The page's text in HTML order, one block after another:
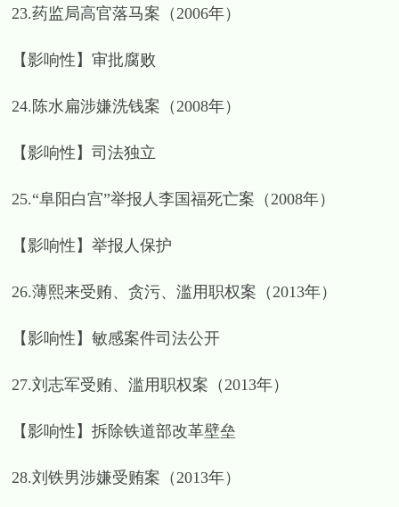
23.药监局高官落马案（2006年）
【影响性】审批腐败
24.陈水扁涉嫌洗钱案（2008年）
【影响性】司法独立
25.“阜阳白宫”举报人李国福死亡案（2008年）
【影响性】举报人保护
26.薄熙来受贿、贪污、滥用职权案（2013年）
【影响性】敏感案件司法公开
27.刘志军受贿、滥用职权案（2013年）
【影响性】拆除铁道部改革壁垒
28.刘铁男涉嫌受贿案（2013年）